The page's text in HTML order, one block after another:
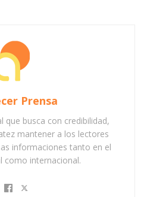
Prensa
que busca con credibilidad,
mantener a los lectores
informaciones tanto en el
como internacional.